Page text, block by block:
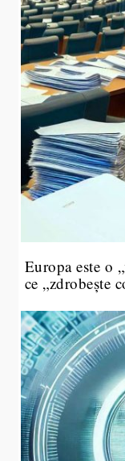
Europa este o
ce „zdrobește